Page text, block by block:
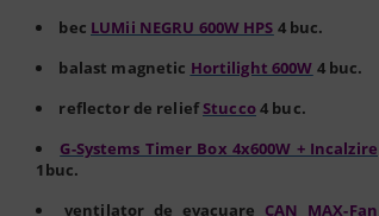
bec LUMii NEGRU 600W HPS 4 buc.
balast magnetic Hortilight 600W 4 buc.
reflector de reliefStucco4 buc.
G-Systems Timer Box 4x600W + Incalzire
1buc.
ventilator de evacuare CAN MAX-Fan